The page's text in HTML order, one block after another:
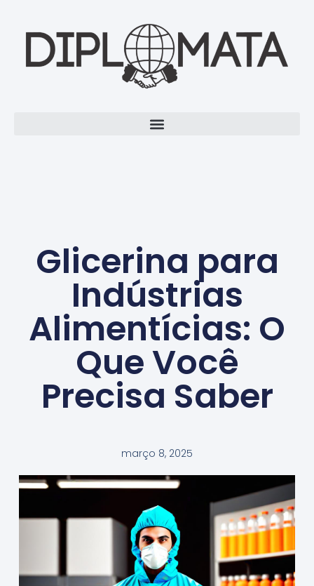
Glicerina para
Indústrias
Alimentícias: O
Que Você
Precisa Saber
março 8, 2025